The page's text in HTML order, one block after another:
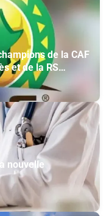
de la CAF
et de la RS
nouvelle